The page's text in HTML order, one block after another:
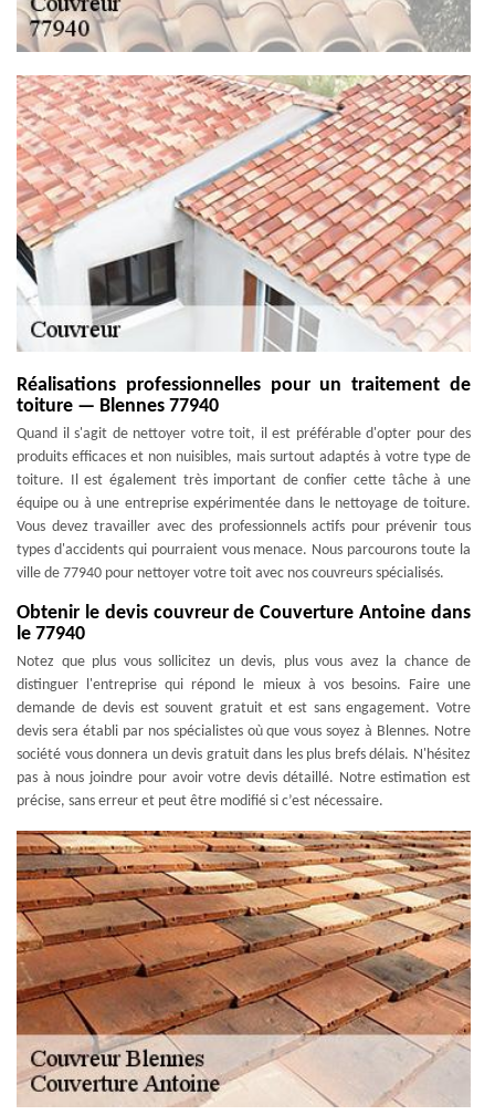
Réalisations professionnelles pour un traitement de
toiture — Blennes 77940
Quand il s'agit de nettoyer votre toit, il est préférable d'opter pour des
produits efficaces et non nuisibles, mais surtout adaptés à votre type de
toiture. Il est également très important de confier cette tâche à une
équipe ou à une entreprise expérimentée dans le nettoyage de toiture.
Vous devez travailler avec des professionnels actifs pour prévenir tous
types d'accidents qui pourraient vous menace. Nous parcourons toute la
ville de 77940 pour nettoyer votre toit avec nos couvreurs spécialisés.
Obtenir le devis couvreur de Couverture Antoine dans
le 77940
Notez que plus vous sollicitez un devis, plus vous avez la chance de
distinguer l'entreprise qui répond le mieux à vos besoins. Faire une
demande de devis est souvent gratuit et est sans engagement. Votre
devis sera établi par nos spécialistes où que vous soyez à Blennes. Notre
société vous donnera un devis gratuit dans les plus brefs délais. N'hésitez
pas à nous joindre pour avoir votre devis détaillé. Notre estimation est
précise, sans erreur et peut être modifié si c’est nécessaire.